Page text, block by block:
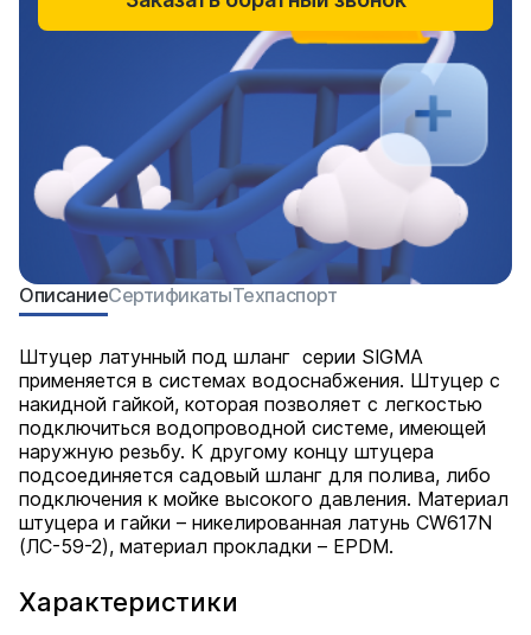
Характеристики
ОписаниеСертификатыТехпаспорт
Штуцер латунный под шланг серии SIGMA
применяется в системах водоснабжения. Штуцер с
накидной гайкой, которая позволяет с легкостью
подключиться водопроводной системе, имеющей
наружную резьбу. К другому концу штуцера
подсоединяется садовый шланг для полива, либо
подключения к мойке высокого давления. Материал
штуцера и гайки – никелированная латунь CW617N
(ЛС-59-2), материал прокладки – EPDM.